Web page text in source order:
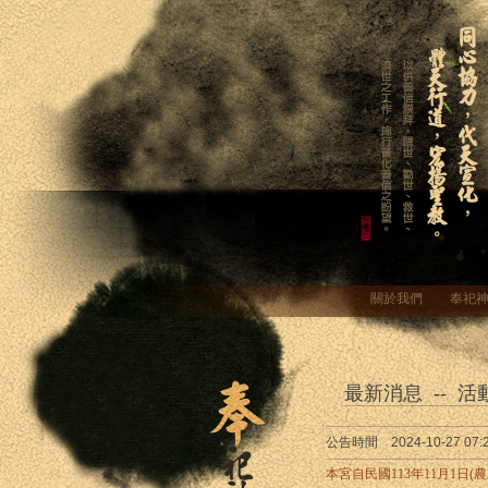
關於我們 奉祀
最新消息 -- 活
公告時間 2024-10-27
本宮自民國113年11月1日(